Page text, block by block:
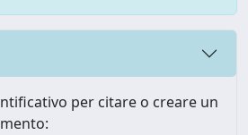
per citare o creare un